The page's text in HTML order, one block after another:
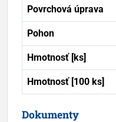
Povrchová úprava
Pohon
Hmotnosť [ks]
Hmotnosť [100 ks]
Dokumenty